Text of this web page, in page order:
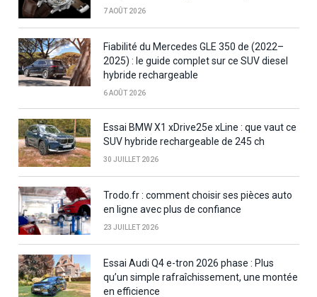
7 AOÛT 2026
Fiabilité du Mercedes GLE 350 de (2022–
2025) : le guide complet sur ce SUV diesel
hybride rechargeable
6 AOÛT 2026
Essai BMW X1 xDrive25e xLine : que vaut ce
SUV hybride rechargeable de 245 ch
30 JUILLET 2026
Trodo.fr : comment choisir ses pièces auto
en ligne avec plus de confiance
23 JUILLET 2026
Essai Audi Q4 e-tron 2026 phase : Plus
qu’un simple rafraîchissement, une montée
en efficience